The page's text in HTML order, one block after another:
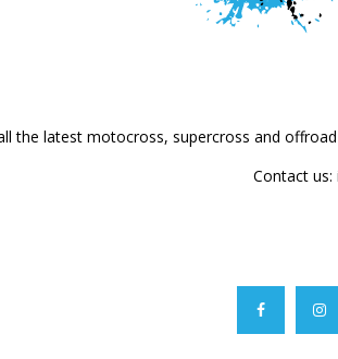
the latest motocross, supercross and
Contact us: